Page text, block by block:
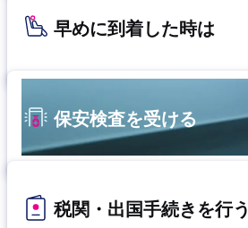
早めに到着した時は
保安検査を受ける
税関・出国手続きを行う